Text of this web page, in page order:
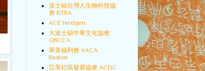
波士頓台灣人生物科技協
會 BTBA
ACE Nextgen
大波士頓中華文化協會
GBCCA
華美福利會 AACA
Boston
亞美社區發展協會 ACDC